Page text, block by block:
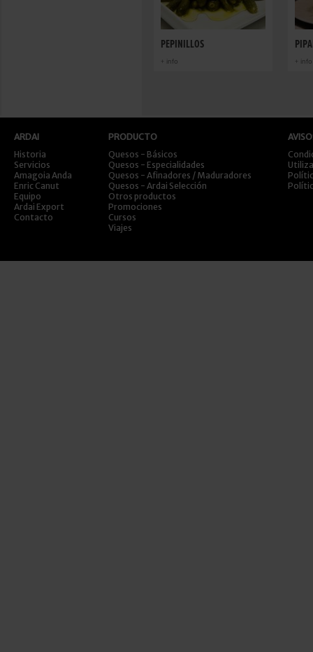
PEPINILLOS
+ info + info
ARDAI
Historia
Servicios
Amagoia Anda
Enric Canut
Equipo
Ardai Export
Contacto
PRODUCTO
Quesos - Básicos
Quesos - Especialidades
Quesos - Afinadores / Maduradores
Quesos - Ardai Selección
Otros productos
Promociones
Cursos
Viajes